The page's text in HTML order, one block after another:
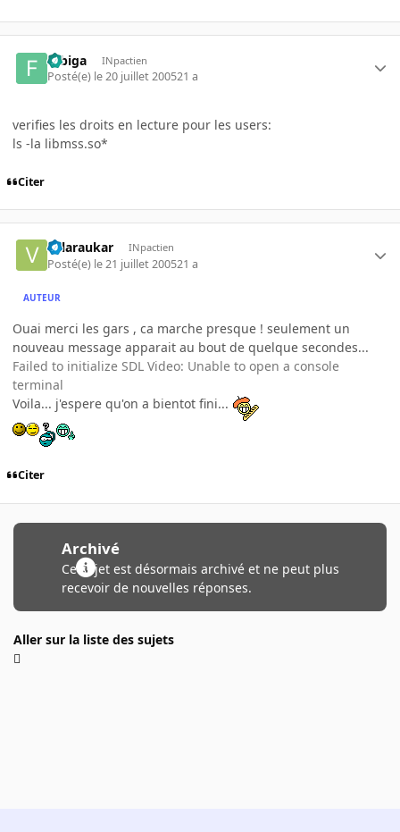
fubiga INpactien
Posté(e) le 20 juillet 200521 a
verifies les droits en lecture pour les users:
ls -la libmss.so*
Citer
valaraukar INpactien
Posté(e) le 21 juillet 200521 a
AUTEUR
Ouai merci les gars , ca marche presque ! seulement un
nouveau message apparait au bout de quelque secondes...
Failed to initialize SDL Video: Unable to open a console
terminal
Voila... j'espere qu'on a bientot fini...
Citer
Archivé
Ce sujet est désormais archivé et ne peut plus
recevoir de nouvelles réponses.
Aller sur la liste des sujets